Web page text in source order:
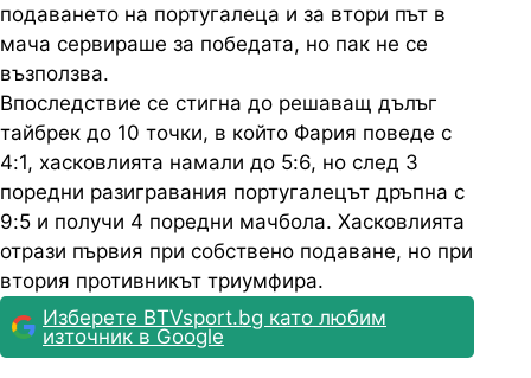
подаването на португалеца и за втори път в
мача сервираше за победата, но пак не се
възползва.
Впоследствие се стигна до решаващ дълъг
тайбрек до 10 точки, в който Фария поведе с
4:1, хасковлията намали до 5:6, но след 3
поредни разигравания португалецът дръпна с
9:5 и получи 4 поредни мачбола. Хасковлията
отрази първия при собствено подаване, но при
втория противникът триумфира.
Изберете BTVsport.bg като любим
източник в Google